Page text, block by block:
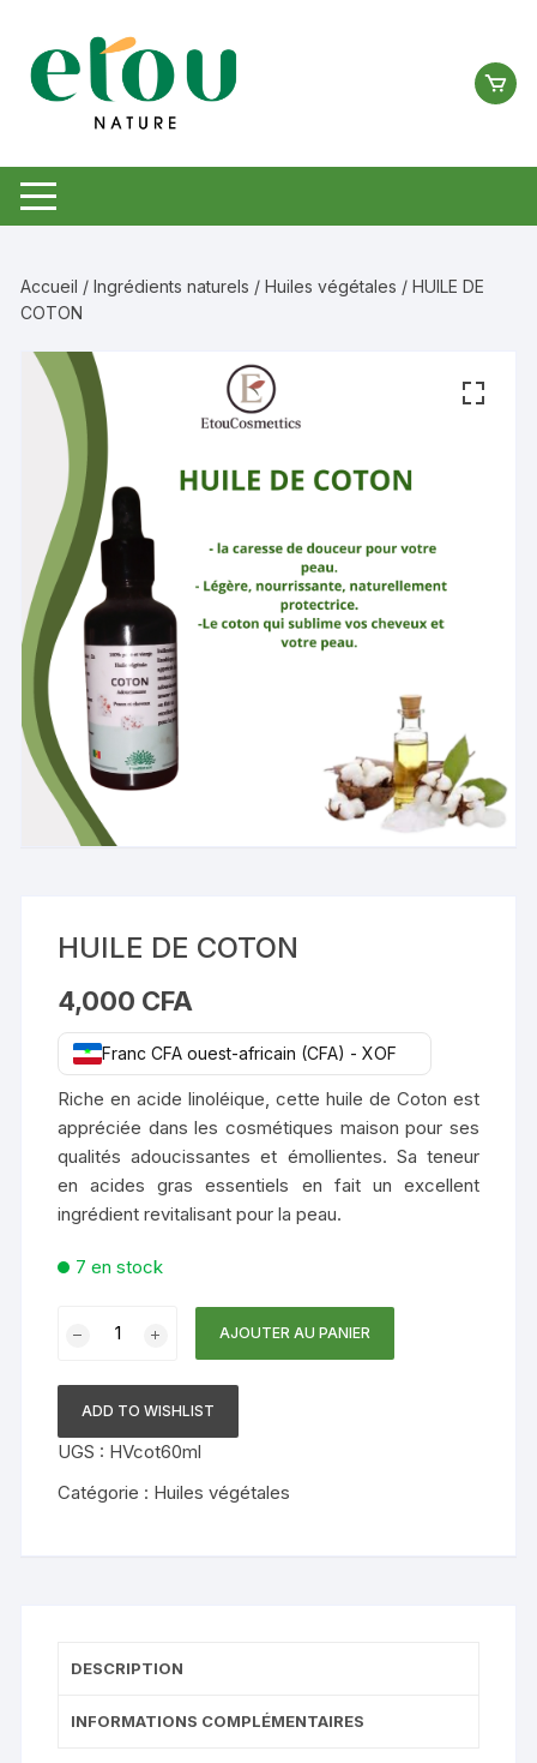
contenu
Accueil /Ingrédients naturels /Huiles végétales / HUILE DE
COTON
HUILE DE COTON
4,000 CFA
Franc CFA ouest-africain (CFA) - XOF
Riche en acide linoléique, cette huile de Coton est
appréciée dans les cosmétiques maison pour ses
qualités adoucissantes et émollientes. Sa teneur
en acides gras essentiels en fait un excellent
ingrédient revitalisant pour la peau.
7 en stock
COTON
AJOUTER AU PANIER
ADD TO WISHLIST
UGS : HVcot60ml
Catégorie : Huiles végétales
DESCRIPTION
INFORMATIONS COMPLÉMENTAIRES